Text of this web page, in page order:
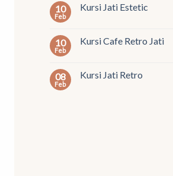
10
Feb
Kursi Jati Estetic
10
Feb
Kursi Cafe Retro Jati
08
Feb
Kursi Jati Retro